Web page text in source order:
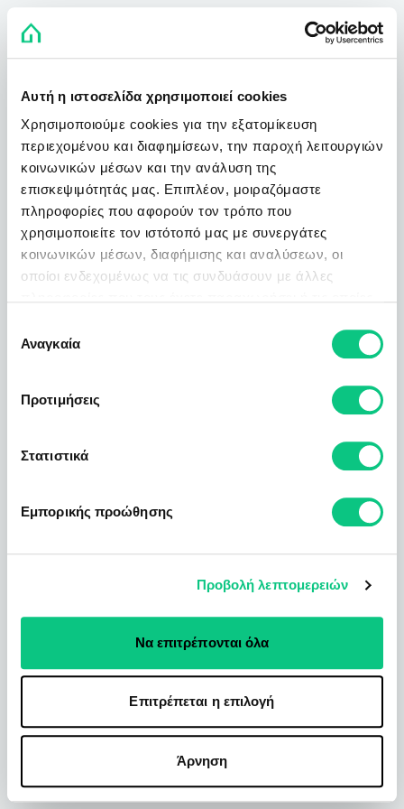
Αυτή η ιστοσελίδα χρησιμοποιεί cookies
Χρησιμοποιούμε cookies για την εξατομίκευση
περιεχομένου και διαφημίσεων, την παροχή λειτουργιών
κοινωνικών μέσων και την ανάλυση της
επισκεψιμότητάς μας. Επιπλέον, μοιραζόμαστε
πληροφορίες που αφορούν τον τρόπο που
χρησιμοποιείτε τον ιστότοπό μας με συνεργάτες
κοινωνικών μέσων, διαφήμισης και αναλύσεων, οι
οποίοι ενδεχομένως να τις συνδυάσουν με άλλες
των υπηρεσιών τους.
συγκατάθεσης
Αναγκαία
Προτιμήσεις
Στατιστικά
Εμπορικής προώθησης
Προβολή λεπτομερειών
Να επιτρέπονται όλα
Επιτρέπεται η επιλογή
Άρνηση